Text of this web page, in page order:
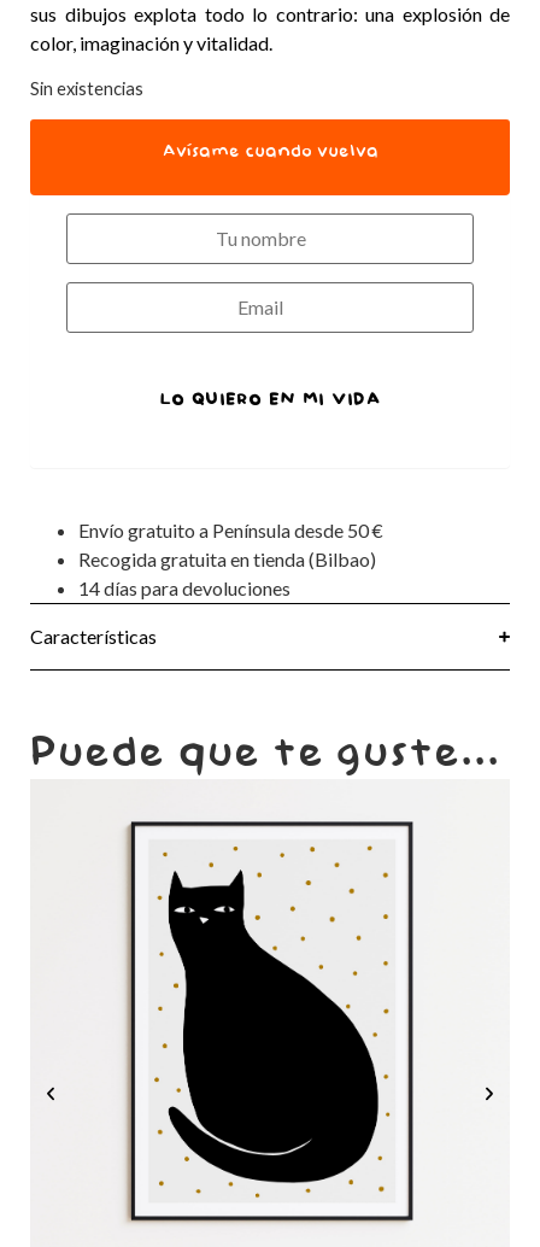
sus dibujos explota todo lo contrario: una explosión de
color, imaginación y vitalidad.
Sin existencias
Avísame cuando vuelva
LO QUIERO EN MI VIDA
Envío gratuito a Península desde 50 €
Recogida gratuita en tienda (Bilbao)
14 días para devoluciones
Características
Puede que te guste...